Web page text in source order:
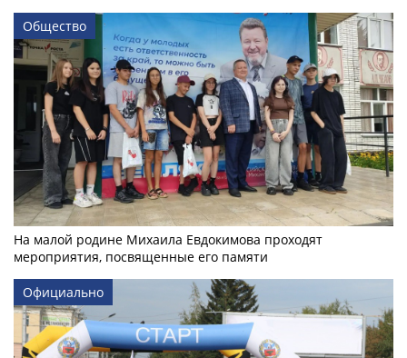
Общество
На малой родине Михаила Евдокимова проходят
мероприятия, посвященные его памяти
Официально